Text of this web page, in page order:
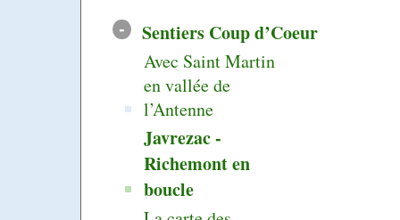
- Sentiers Coup d’Coeur
Avec Saint Martin
en vallée de
l’Antenne
Javrezac -
Richemont en
boucle